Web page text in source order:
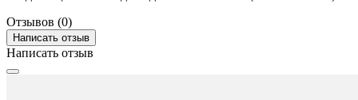
Отзывов (0)
Написать отзыв
Написать отзыв